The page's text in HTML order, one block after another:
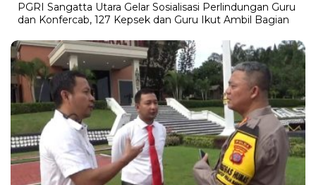
PGRI Sangatta Utara Gelar Sosialisasi Perlindungan Guru
dan Konfercab, 127 Kepsek dan Guru Ikut Ambil Bagian